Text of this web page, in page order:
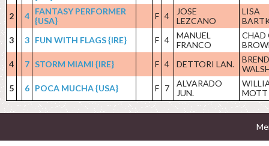
2
4 FANTASY PERFORMER
{USA}
F 4
JOSE
LEZCANO
LISA
3
3 FUN WITH FLAGS {IRE} F 4
MANUEL
FRANCO
CHAD
4
7 STORM MIAMI {IRE} F 4 DETTORI LAN.
5
6 POCA MUCHA {USA} F 7
ALVARADO
JUN.
MOTT